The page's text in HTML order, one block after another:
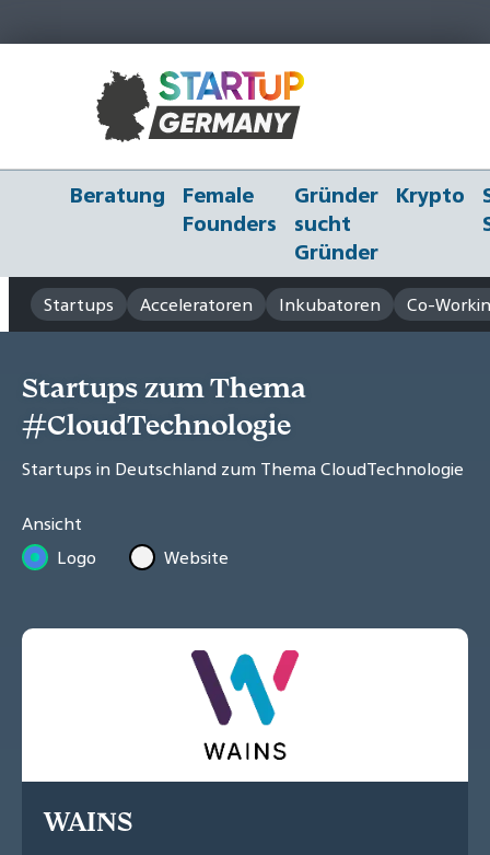
Beratung
Female
Founders
Gründer
sucht
Gründer
Krypto
Startups Acceleratoren Inkubatoren Co-
Startups zum Thema
#CloudTechnologie
Startups in Deutschland zum Thema CloudTechnologie
Ansicht
Logo
Website
WAINS